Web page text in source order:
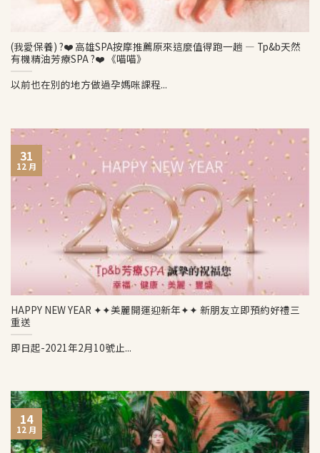
(我愛保養) ?❤️ 高雄SPA按摩推薦原來這麼值得跑一趟 — Tp&b天然
有機精油芳療SPA ?❤️ 《喵喵》
以前也在別的地方做過孕媽咪課程...
HAPPY NEW YEAR ✦✦美麗開運迎新年✦✦ 新朋友立即預約好禮三
重送
即日起-2021年2月10號止...
31
12 月
14
12 月